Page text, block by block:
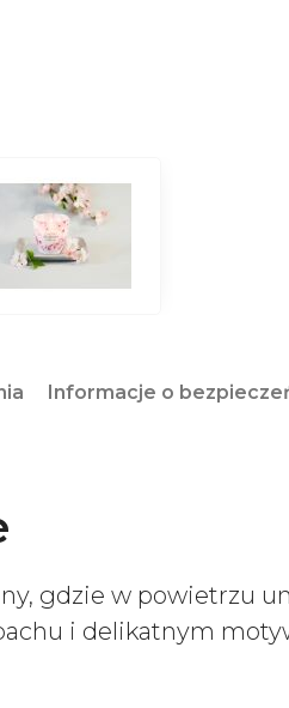
Informacje o
gdzie w
i delikatnym